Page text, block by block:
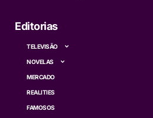
Editorias
TELEVISÃO
NOVELAS
MERCADO
REALITIES
FAMOSOS